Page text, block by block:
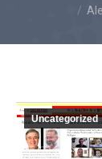
Uncategorized